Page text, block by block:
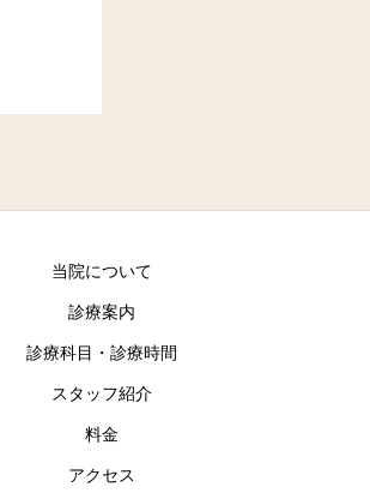
当院について
診療案内
診療科目・診療時間
スタッフ紹介
料金
アクセス